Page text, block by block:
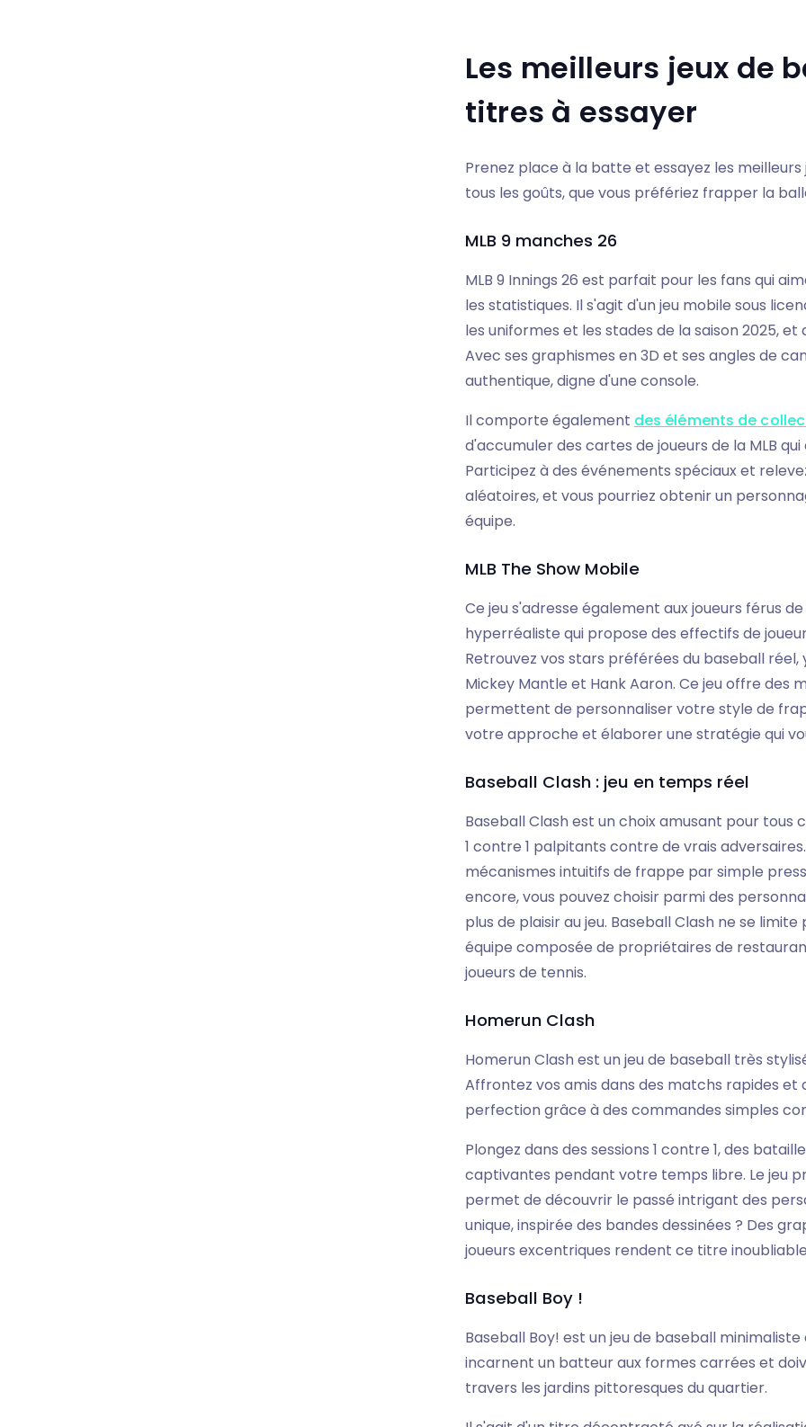
Les meilleurs jeux de
titres à essayer
Prenez place à la batte et essayez les
tous les goûts, que vous préfériez frapper la
MLB 9 manches 26
MLB 9 Innings 26 est parfait pour les fans qui
les statistiques. Il s'agit d'un jeu mobile sous
les uniformes et les stades de la saison 2025, et
Avec ses graphismes en 3D et ses angles de
authentique, digne d'une console.
Il comporte également des éléments de
d'accumuler des cartes de joueurs de la MLB
Participez à des événements spéciaux et
aléatoires, et vous pourriez obtenir un
équipe.
MLB The Show Mobile
Ce jeu s'adresse également aux joueurs férus
hyperréaliste qui propose des effectifs de
Retrouvez vos stars préférées du baseball
Mickey Mantle et Hank Aaron. Ce jeu offre des
permettent de personnaliser votre style de
votre approche et élaborer une stratégie qui
Baseball Clash : jeu en temps réel
Baseball Clash est un choix amusant pour
1 contre 1 palpitants contre de vrais
mécanismes intuitifs de frappe par simple
encore, vous pouvez choisir parmi des
plus de plaisir au jeu. Baseball Clash ne se
équipe composée de propriétaires de
joueurs de tennis.
Homerun Clash
Homerun Clash est un jeu de baseball très
Affrontez vos amis dans des matchs rapides
perfection grâce à des commandes simples
Plongez dans des sessions 1 contre 1, des
captivantes pendant votre temps libre. Le jeu
permet de découvrir le passé intrigant des
unique, inspirée des bandes dessinées ? Des
joueurs excentriques rendent ce titre
Baseball Boy !
Baseball Boy! est un jeu de baseball
incarnent un batteur aux formes carrées et
travers les jardins pittoresques du quartier.